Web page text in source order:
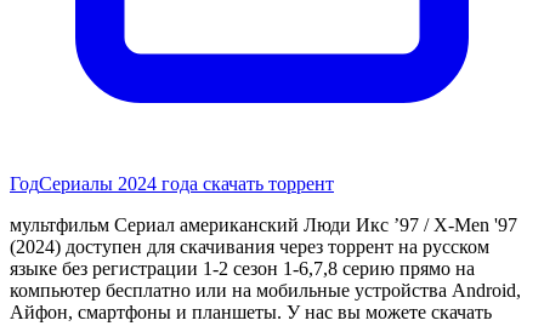
ГодСериалы 2024 года скачать торрент
мультфильм Сериал американский Люди Икс ’97 / X-Men '97
(2024) доступен для скачивания через торрент на русском
языке без регистрации 1-2 сезон 1-6,7,8 серию прямо на
компьютер бесплатно или на мобильные устройства Android,
Айфон, смартфоны и планшеты. У нас вы можете скачать